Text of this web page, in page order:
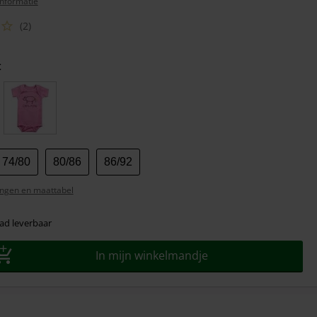
(2)
74/80 80/86 86/92
en maattabel
leverbaar
In mijn winkelmandje